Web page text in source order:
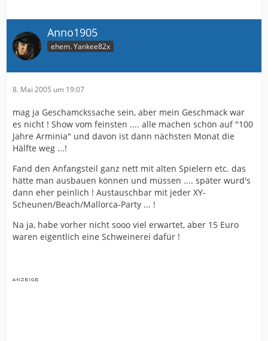
Anno1905
ehem. Yankee82x
8. Mai 2005 um 19:07
mag ja Geschamckssache sein, aber mein Geschmack war
es nicht ! Show vom feinsten .... alle machen schön auf "100
Jahre Arminia" und davon ist dann nächsten Monat die
Hälfte weg ...!
Fand den Anfangsteil ganz nett mit alten Spielern etc. das
hätte man ausbauen können und müssen .... später wurd's
dann eher peinlich ! Austauschbar mit jeder XY-
Scheunen/Beach/Mallorca-Party ... !
Na ja, habe vorher nicht sooo viel erwartet, aber 15 Euro
waren eigentlich eine Schweinerei dafür !